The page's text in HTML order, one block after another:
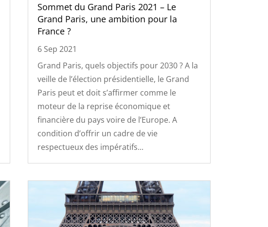
Sommet du Grand Paris 2021 – Le
Grand Paris, une ambition pour la
France ?
6 Sep 2021
Grand Paris, quels objectifs pour 2030 ? A la
veille de l’élection présidentielle, le Grand
Paris peut et doit s’affirmer comme le
moteur de la reprise économique et
financière du pays voire de l’Europe. A
condition d’offrir un cadre de vie
respectueux des impératifs...